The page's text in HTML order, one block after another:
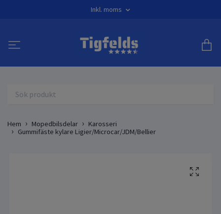
Inkl. moms
Hem Mopedbilsdelar
Karosseri
Gummifäste kylare Ligier/Microcar/JDM/Bellier